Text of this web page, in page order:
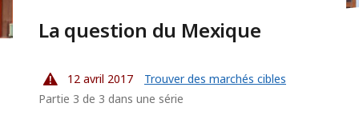
La question du Mexique
12 avril 2017
Trouver des marchés cibles
Partie 3 de 3 dans une série